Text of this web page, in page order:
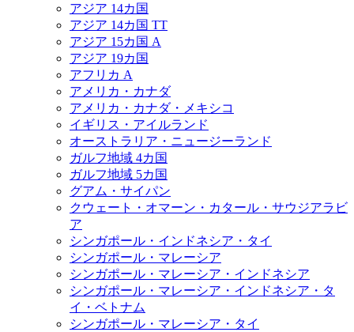
アジア 14カ国
アジア 14カ国 TT
アジア 15カ国 A
アジア 19カ国
アフリカ A
アメリカ・カナダ
アメリカ・カナダ・メキシコ
イギリス・アイルランド
オーストラリア・ニュージーランド
ガルフ地域 4カ国
ガルフ地域 5カ国
グアム・サイパン
クウェート・オマーン・カタール・サウジアラビ
ア
シンガポール・インドネシア・タイ
シンガポール・マレーシア
シンガポール・マレーシア・インドネシア
シンガポール・マレーシア・インドネシア・タ
イ・ベトナム
シンガポール・マレーシア・タイ